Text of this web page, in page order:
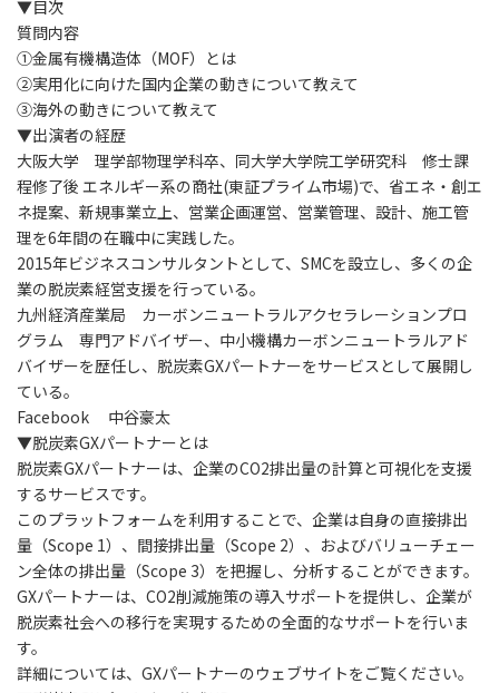
▼目次
質問内容
①金属有機構造体（MOF）とは
②実用化に向けた国内企業の動きについて教えて
③海外の動きについて教えて
▼出演者の経歴
大阪大学 理学部物理学科卒、同大学大学院工学研究科 修士課
程修了後 エネルギー系の商社(東証プライム市場)で、省エネ・創エ
ネ提案、新規事業立上、営業企画運営、営業管理、設計、施工管
理を6年間の在職中に実践した。
2015年ビジネスコンサルタントとして、SMCを設立し、多くの企
業の脱炭素経営支援を行っている。
九州経済産業局 カーボンニュートラルアクセラレーションプロ
グラム 専門アドバイザー、中小機構カーボンニュートラルアド
バイザーを歴任し、脱炭素GXパートナーをサービスとして展開し
ている。
Facebook 中谷豪太
▼脱炭素GXパートナーとは
脱炭素GXパートナーは、企業のCO2排出量の計算と可視化を支援
するサービスです。
このプラットフォームを利用することで、企業は自身の直接排出
量（Scope 1）、間接排出量（Scope 2）、およびバリューチェー
ン全体の排出量（Scope 3）を把握し、分析することができます。
GXパートナーは、CO2削減施策の導入サポートを提供し、企業が
脱炭素社会への移行を実現するための全面的なサポートを行いま
す。
詳細については、GXパートナーのウェブサイトをご覧ください。